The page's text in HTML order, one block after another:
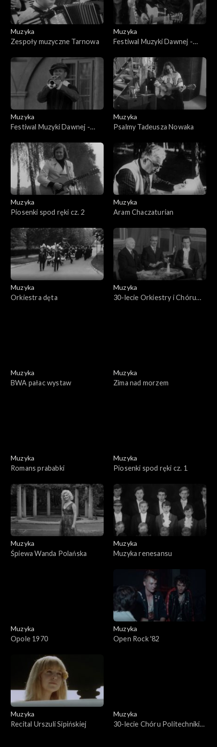
Muzyka
Zespoły muzyczne Tarnowa
Muzyka
Festiwal Muzyki Dawnej -
Muzyka
Festiwal Muzyki Dawnej -
Muzyka
Psalmy Tadeusza Nowaka
Muzyka
Piosenki spod ręki cz. 2
Muzyka
Aram Chaczaturian
Muzyka
Orkiestra dęta
Muzyka
30-lecie Orkiestry i Chóru
Muzyka
BWA pałac wystaw
Muzyka
Zima nad morzem
Muzyka
Romans prababki
Muzyka
Piosenki spod ręki cz. 1
Muzyka
Śpiewa Wanda Polańska
Muzyka
Muzyka renesansu
Muzyka
Opole 1970
Muzyka
Open Rock '82
Muzyka
Recital Urszuli Sipińskiej
Muzyka
30-lecie Chóru Politechniki